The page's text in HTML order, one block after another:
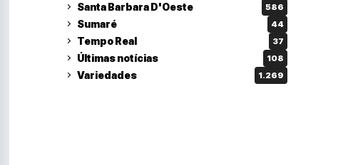
Santa Barbara D'Oeste 586
Sumaré 44
Tempo Real 37
Últimas notícias 108
Variedades 1.269